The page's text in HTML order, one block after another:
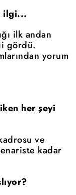
ilgi...
ilk andan
gördü.
yorum
her şeyi
ve
kadar